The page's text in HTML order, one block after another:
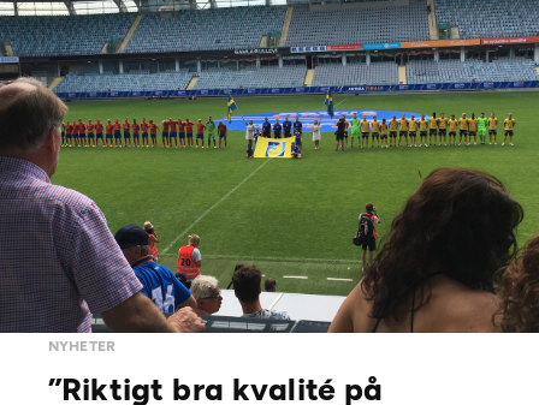
NYHETER
”Riktigt bra kvalité på